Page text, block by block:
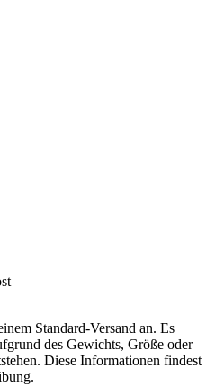
Standard-Versand an. Es
des Gewichts, Größe oder
Diese Informationen findest